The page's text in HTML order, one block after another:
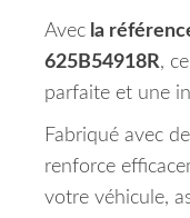
Avec la
625B54918R,
parfaite et une
Fabriqué avec
renforce
votre véhicule,